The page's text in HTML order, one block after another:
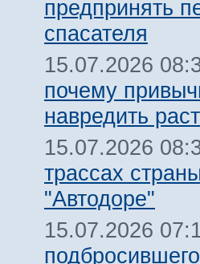
предпринять
спасателя
15.07.2026
почему
навредить
15.07.2026
трассах
"Автодоре"
15.07.2026